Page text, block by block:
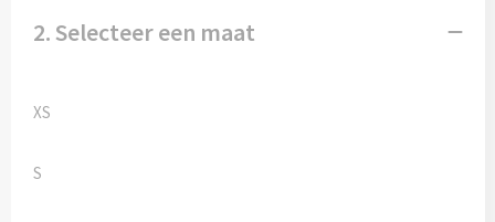
2. Selecteer een maat
XS
S